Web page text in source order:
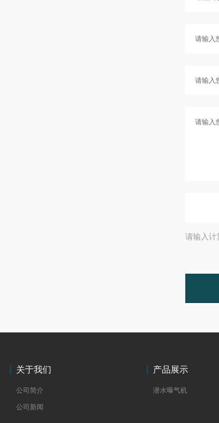
请输入计
关于我们
公司简介
公司新闻
产品展示
潜水曝气机